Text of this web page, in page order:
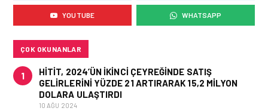
ÇELEBI HAVACILIK
MACARISTAN’DAN
BUDAPEŞTE GÖNÜLLÜ
YOUTUBE WHATSAPP
ÇOK OKUNANLAR
1
HITIT, 2024’ÜN IKINCI ÇEYREĞINDE SATIŞ
GELIRLERINI YÜZDE 21 ARTIRARAK 15,2 MILYON
DOLARA ULAŞTIRDI
10 AĞU 2024